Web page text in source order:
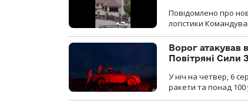
Повідомлено про
логістики
Ворог атакував
Повітряні Сили
У ніч на четвер, 6
ракети та понад 100